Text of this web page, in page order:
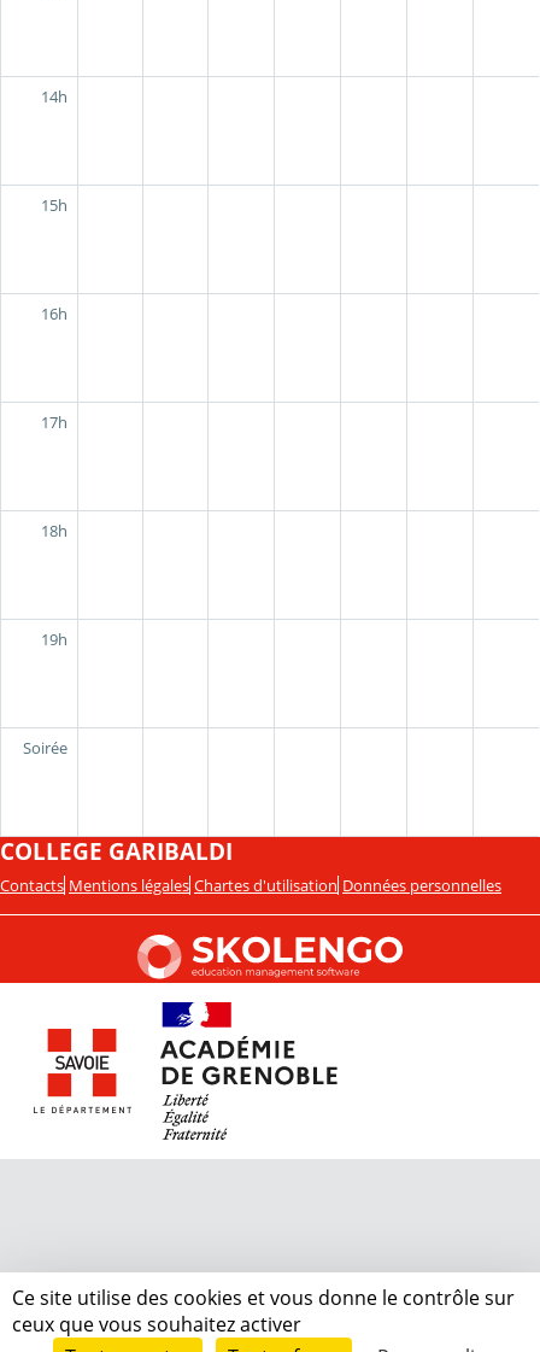
14h
15h
16h
17h
18h
19h
Soirée
COLLEGE GARIBALDI
Contacts Mentions légales Chartes d'utilisation Données personnelles
Ce site utilise des cookies et vous donne le contrôle sur
ceux que vous souhaitez activer